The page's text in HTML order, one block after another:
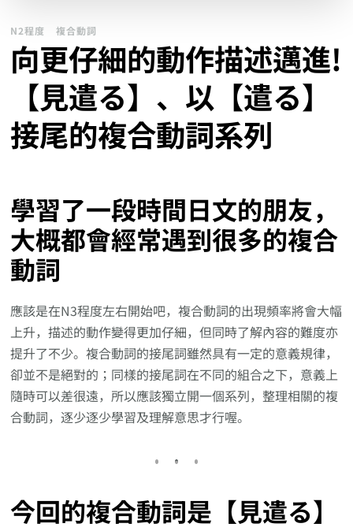
N2程度 複合動詞
向更仔細的動作描述邁進!
【見遣る】、以【遣る】
接尾的複合動詞系列
學習了一段時間日文的朋友，
大概都會經常遇到很多的複合
動詞
應該是在N3程度左右開始吧，複合動詞的出現頻率將會大幅
上升，描述的動作變得更加仔細，但同時了解內容的難度亦
提升了不少。複合動詞的接尾詞雖然具有一定的意義規律，
卻並不是絕對的；同樣的接尾詞在不同的組合之下，意義上
隨時可以差很遠，所以應該獨立開一個系列，整理相關的複
合動詞，逐少逐少學習及理解意思才行喔。
今回的複合動詞是【見遣る】